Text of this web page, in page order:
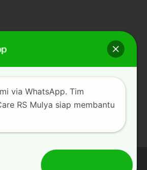
via WhatsApp. Tim
RS Mulya siap membantu